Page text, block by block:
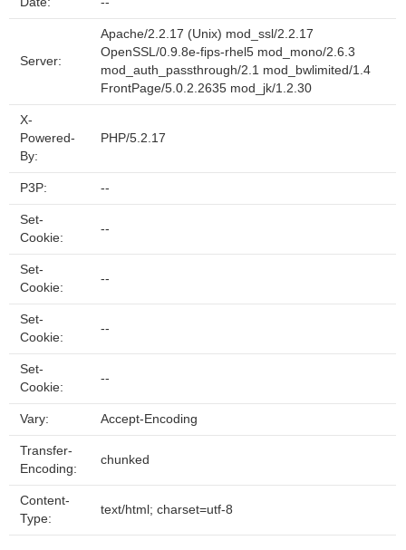
Server:
Apache/2.2.17 (Unix) mod_ssl/2.2.17
OpenSSL/0.9.8e-fips-rhel5 mod_mono/2.6.3
mod_auth_passthrough/2.1 mod_bwlimited/1.4
FrontPage/5.0.2.2635 mod_jk/1.2.30
X-
Powered-
By:
PHP/5.2.17
P3P: --
Set-
Cookie:
--
Set-
Cookie:
--
Set-
Cookie:
--
Set-
Cookie:
--
Vary: Accept-Encoding
Transfer-
Encoding:
chunked
Content-
Type:
text/html; charset=utf-8